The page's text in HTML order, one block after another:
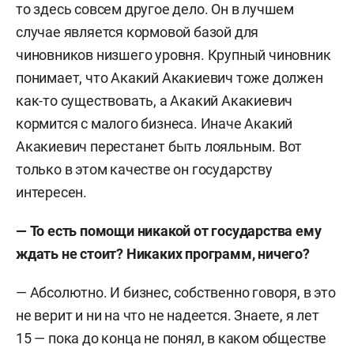
то здесь совсем другое дело. Он в лучшем
случае является кормовой базой для
чиновников низшего уровня. Крупный чиновник
понимает, что Акакий Акакиевич тоже должен
как-то существовать, а Акакий Акакиевич
кормится с малого бизнеса. Иначе Акакий
Акакиевич перестанет быть лояльным. Вот
только в этом качестве он государству
интересен.
— То есть помощи никакой от государства ему
ждать не стоит? Никаких программ, ничего?
— Абсолютно. И бизнес, собственно говоря, в это
не верит и ни на что не надеется. Знаете, я лет
15 — пока до конца не понял, в каком обществе